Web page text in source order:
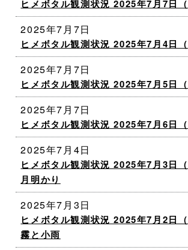
ヒメボタル観測状況 2025年7月7日
2025年7月7日
ヒメボタル観測状況 2025年7月4日
2025年7月7日
ヒメボタル観測状況 2025年7月5日
2025年7月7日
ヒメボタル観測状況 2025年7月6日
2025年7月4日
ヒメボタル観測状況 2025年7月3日
月明かり
2025年7月3日
ヒメボタル観測状況 2025年7月2日
霧と小雨